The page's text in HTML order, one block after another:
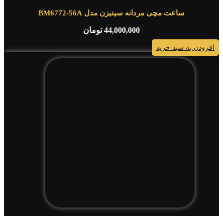
ساعت مچی مردانه سیتیزن مدل BM6772-56A
44,000,000 تومان
افزودن به سبد خرید